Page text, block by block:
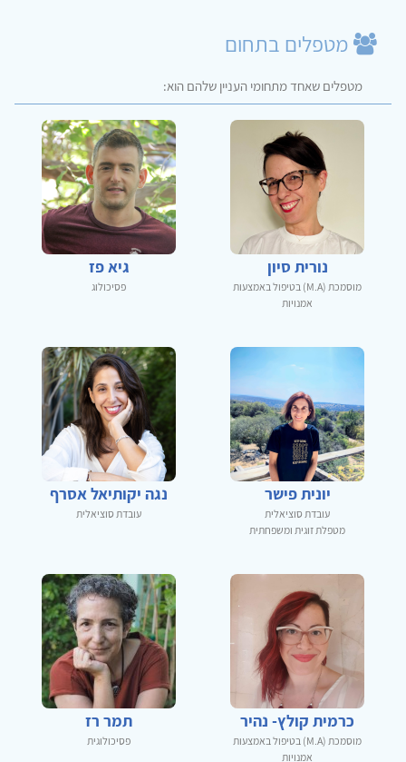
מטפלים בתחום
מטפלים שאחד מתחומי העניין שלהם הוא:
נורית סיון
מוסמכת (M.A) בטיפול באמצעות
אמנויות
גיא פז
פסיכולוג
יונית פישר
עובדת סוציאלית
מטפלת זוגית ומשפחתית
נגה יקותיאל אסרף
עובדת סוציאלית
כרמית קולץ- נהיר
מוסמכת (M.A) בטיפול באמצעות
אמנויות
תמר רז
פסיכולוגית